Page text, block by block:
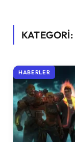
KATEGORİ:
HABERLER